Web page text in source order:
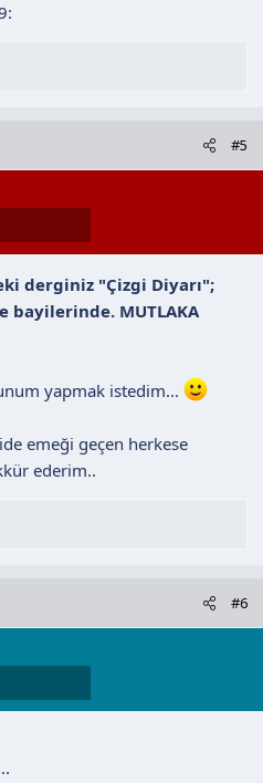
#5
derginiz "Çizgi Diyarı";
bayilerinde. MUTLAKA
yapmak istedim...
emeği geçen herkese
ederim..
#6